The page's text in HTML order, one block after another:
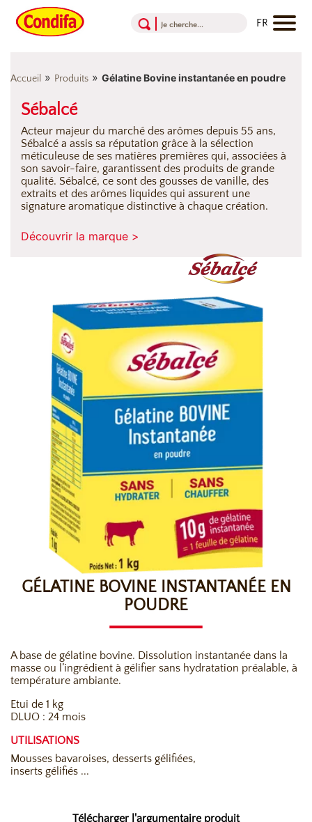
Accueil » Produits » Gélatine Bovine instantanée en poudre
Sébalcé
Acteur majeur du marché des arômes depuis 55 ans,
Sébalcé a assis sa réputation grâce à la sélection
méticuleuse de ses matières premières qui, associées à
son savoir-faire, garantissent des produits de grande
qualité. Sébalcé, ce sont des gousses de vanille, des
extraits et des arômes liquides qui assurent une
signature aromatique distinctive à chaque création.
Découvrir la marque >
GÉLATINE BOVINE INSTANTANÉE EN
POUDRE
A base de gélatine bovine. Dissolution instantanée dans la
masse ou l’ingrédient à gélifier sans hydratation préalable, à
température ambiante.
Etui de 1 kg
DLUO : 24 mois
UTILISATIONS
Mousses bavaroises, desserts gélifiées,
inserts gélifiés ...
Télécharger l'argumentaire produit